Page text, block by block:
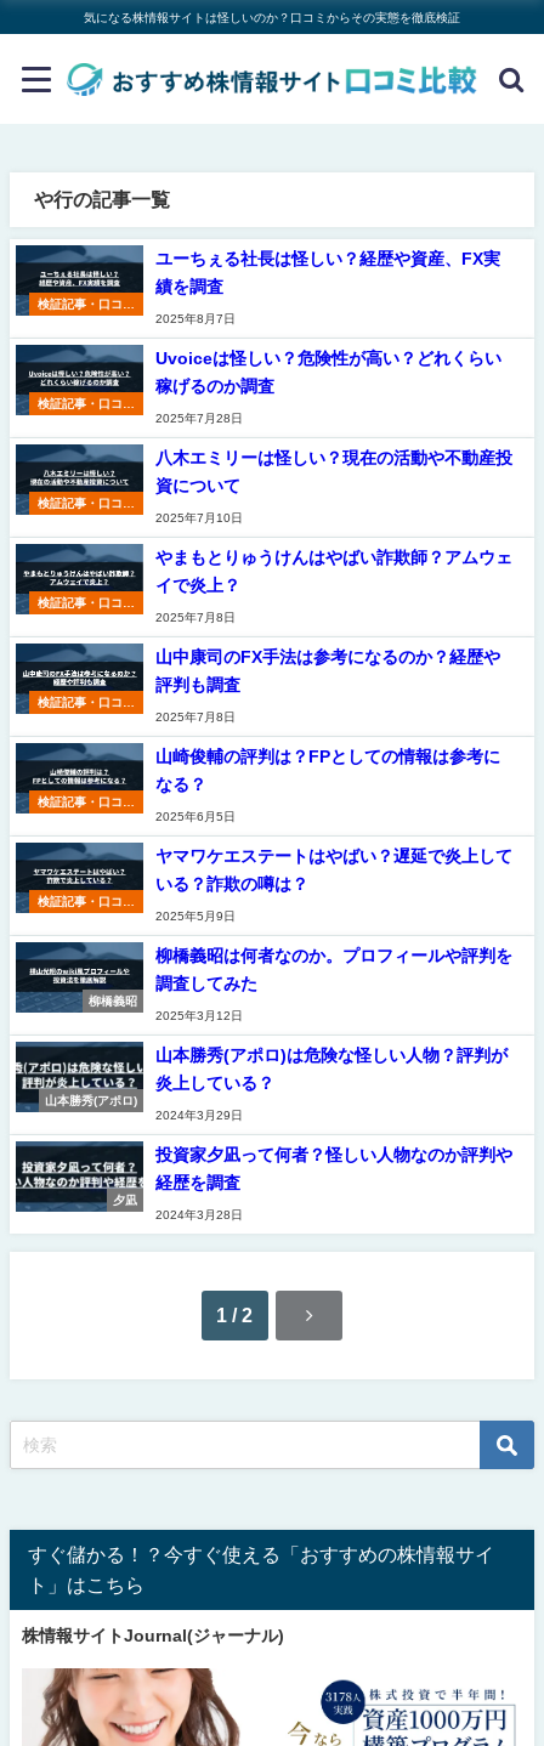
気になる株情報サイトは怪しいのか？口コミからその実態を徹底検証
や行の記事一覧
検証記事・口コミ
ユーちぇる社長は怪しい？経歴や資産、FX実
績を調査
2025年8月7日
検証記事・口コミ
Uvoiceは怪しい？危険性が高い？どれくらい
稼げるのか調査
2025年7月28日
検証記事・口コミ
八木エミリーは怪しい？現在の活動や不動産投
資について
2025年7月10日
検証記事・口コミ
やまもとりゅうけんはやばい詐欺師？アムウェ
イで炎上？
2025年7月8日
検証記事・口コミ
山中康司のFX手法は参考になるのか？経歴や
評判も調査
2025年7月8日
検証記事・口コミ
山崎俊輔の評判は？FPとしての情報は参考に
なる？
2025年6月5日
検証記事・口コミ
ヤマワケエステートはやばい？遅延で炎上して
いる？詐欺の噂は？
2025年5月9日
柳橋義昭
柳橋義昭は何者なのか。プロフィールや評判を
調査してみた
2025年3月12日
山本勝秀(アポロ)
山本勝秀(アポロ)は危険な怪しい人物？評判が
炎上している？
2024年3月29日
夕凪
投資家夕凪って何者？怪しい人物なのか評判や
経歴を調査
2024年3月28日
1 / 2
すぐ儲かる！？今すぐ使える「おすすめの株情報サイ
ト」はこちら
株情報サイトJournal(ジャーナル)